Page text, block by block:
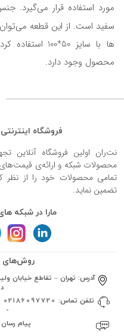
سفید است. از این قطعه می‌توان
محصول وجود دارد.
فروشگاه
نت‌ران اولین فروشگاه آنلاین
محصولات شبکه و ارائه‌ی قیمت‌های
تمامی محصولات خود را از نظر
تضمین نماید.
مارا در شبکه
روش‌های
آدرس:تهران – تقاطع خیابان
تلفن تماس:02186097720
پیام رسان